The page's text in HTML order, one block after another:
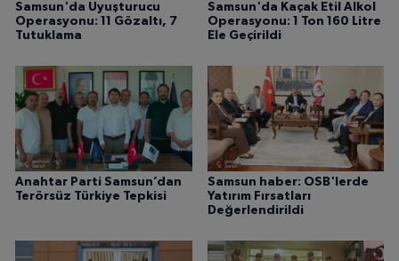
Samsun'da Uyuşturucu
Operasyonu: 11 Gözaltı, 7
Tutuklama
Samsun'da Kaçak Etil Alkol
Operasyonu: 1 Ton 160 Litre
Ele Geçirildi
Anahtar Parti Samsun’dan
Terörsüz Türkiye Tepkisi
Samsun haber: OSB'lerde
Yatırım Fırsatları
Değerlendirildi